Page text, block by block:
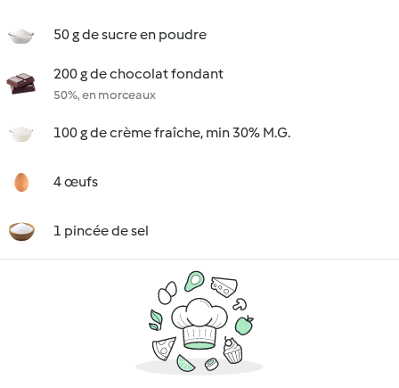
50 g de sucre en poudre
200 g de chocolat fondant
50%, en morceaux
100 g de crème fraîche, min 30% M.G.
4 œufs
1 pincée de sel